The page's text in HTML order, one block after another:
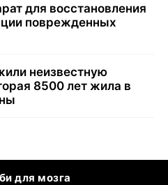
для восстановления
поврежденных
неизвестную
8500 лет жила в
для мозга